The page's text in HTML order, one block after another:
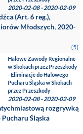
2020-02-08 - 2020-02-09
(Art. 6 reg.),
Młodszych, 2020-
(5)
Halowe Zawody Regionalne
w Skokach przez Przeszkody
- Eliminacje do Halowego
Pucharu Śląska w Skokach
przez Przeszkody
2020-02-08 - 2020-02-09
rozgrywką
Śląska